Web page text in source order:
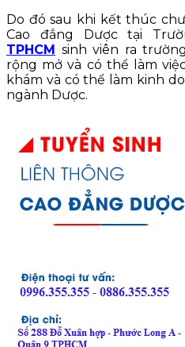
Do đó sau khi kết thúc
Cao đẳng Dược tại
TPHCM sinh viên ra
rộng mở và có thể làm
khám và có thể làm kinh
ngành Dược.